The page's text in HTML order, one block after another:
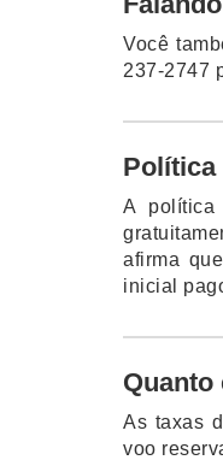
Você
237-2747
Política
A política
afirma
inicial
Quanto
As taxas
voo